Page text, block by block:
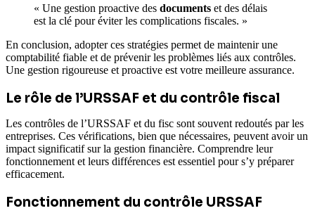
« Une gestion proactive des documents et des délais
est la clé pour éviter les complications fiscales. »
En conclusion, adopter ces stratégies permet de maintenir une
comptabilité fiable et de prévenir les problèmes liés aux contrôles.
Une gestion rigoureuse et proactive est votre meilleure assurance.
Le rôle de l’URSSAF et du contrôle fiscal
Les contrôles de l’URSSAF et du fisc sont souvent redoutés par les
entreprises. Ces vérifications, bien que nécessaires, peuvent avoir un
impact significatif sur la gestion financière. Comprendre leur
fonctionnement et leurs différences est essentiel pour s’y préparer
efficacement.
Fonctionnement du contrôle URSSAF